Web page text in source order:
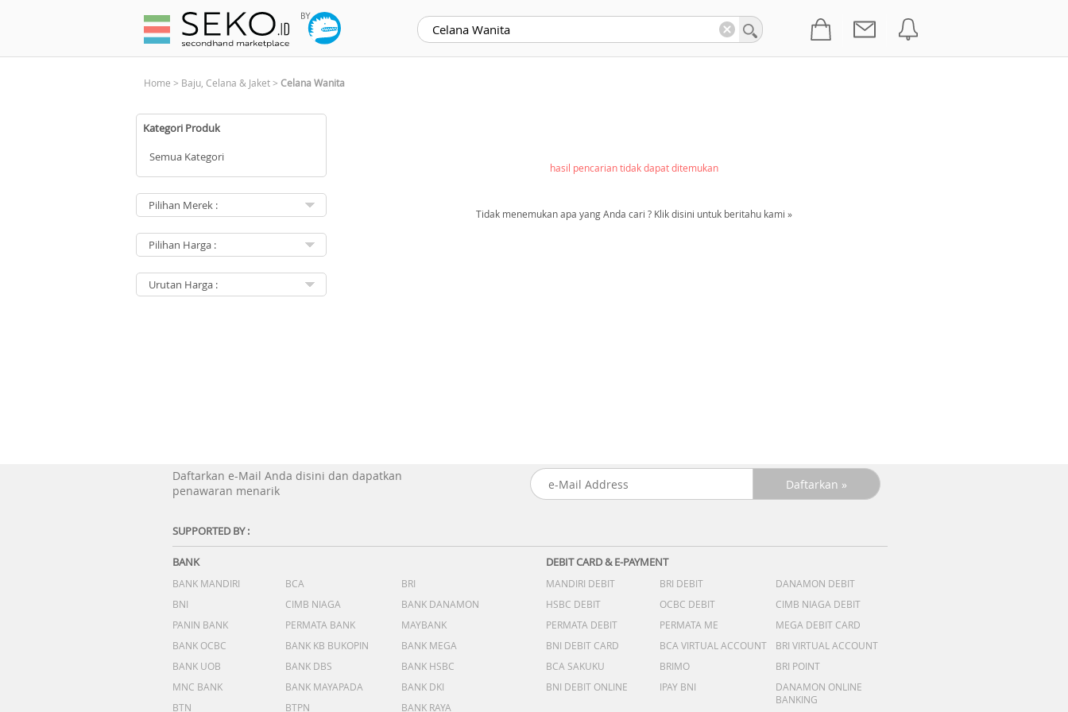
Home > Baju, Celana & Jaket> Celana Wanita
Kategori Produk
Semua Kategori
hasil pencarian tidak dapat ditemukan
Tidak menemukan apa yang Anda cari ? Klik disini untuk beritahu kami »
Daftarkan e-Mail Anda disini dan dapatkan
penawaran menarik
SUPPORTED BY :
BANK
BANK MANDIRI BCA
BRI
BNI
CIMB NIAGA
BANK DANAMON
PANIN BANK
PERMATA BANK
MAYBANK
BANK OCBC
BANK KB BUKOPIN
BANK MEGA
BANK UOB
BANK DBS
BANK HSBC
MNC BANK
BANK MAYAPADA
BANK DKI
BTN
BTPN BANK RAYA
DEBIT CARD & E-PAYMENT
MANDIRI DEBIT BRI DEBIT
DANAMON DEBIT
HSBC DEBIT
OCBC DEBIT
CIMB NIAGA DEBIT
PERMATA DEBIT
PERMATA ME
MEGA DEBIT CARD
BNI DEBIT CARD
BCA VIRTUAL ACCOUNT
BRI VIRTUAL ACCOUNT
BCA SAKUKU
BRIMO
BRI POINT
BNI DEBIT ONLINE
IPAY BNI
DANAMON ONLINE
BANKING